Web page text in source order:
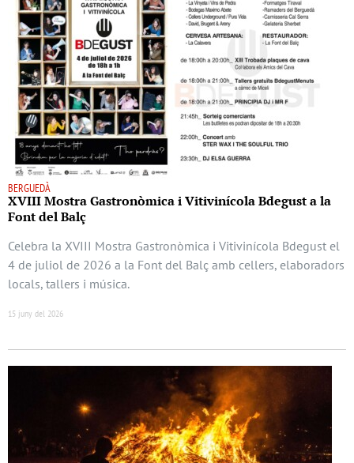
BERGUEDÀ
XVIII Mostra Gastronòmica i Vitivinícola Bdegust a la
Font del Balç
Celebra la XVIII Mostra Gastronòmica i Vitivinícola Bdegust el
4 de juliol de 2026 a la Font del Balç amb cellers, elaboradors
locals, tallers i música.
15 juny del 2026